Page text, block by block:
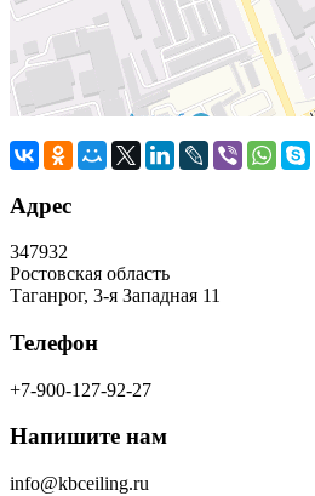
Адрес
347932
Ростовская область
Таганрог, 3-я Западная 11
Телефон
+7-900-127-92-27
Напишите нам
info@kbceiling.ru